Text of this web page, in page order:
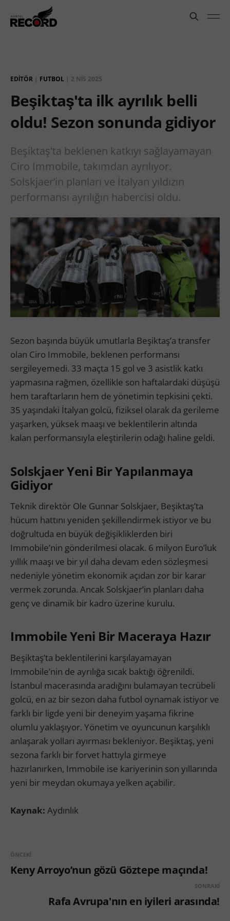
EDITÖR | FUTBOL | 2 NIS 2025
Beşiktaş'ta ilk ayrılık belli
oldu! Sezon sonunda gidiyor
Beşiktaş'ta beklenen katkıyı sağlayamayan
Ciro Immobile, takımdan ayrılıyor.
Solskjaer’in planları ve İtalyan yıldızın
performansı ayrılığın habercisi oldu.
Sezon başında büyük umutlarla Beşiktaş’a transfer
olan Ciro Immobile, beklenen performansı
sergileyemedi. 33 maçta 15 gol ve 3 asistlik katkı
yapmasına rağmen, özellikle son haftalardaki düşüşü
hem taraftarların hem de yönetimin tepkisini çekti.
35 yaşındaki İtalyan golcü, fiziksel olarak da gerileme
yaşarken, yüksek maaşı ve beklentilerin altında
kalan performansıyla eleştirilerin odağı haline geldi.
Solskjaer Yeni Bir Yapılanmaya
Gidiyor
Teknik direktör Ole Gunnar Solskjaer, Beşiktaş’ta
hücum hattını yeniden şekillendirmek istiyor ve bu
doğrultuda en büyük değişikliklerden biri
Immobile’nin gönderilmesi olacak. 6 milyon Euro’luk
yıllık maaşı ve bir yıl daha devam eden sözleşmesi
nedeniyle yönetim ekonomik açıdan zor bir karar
vermek zorunda. Ancak Solskjaer’in planları daha
genç ve dinamik bir kadro üzerine kurulu.
Immobile Yeni Bir Maceraya Hazır
Beşiktaş’ta beklentilerini karşılayamayan
Immobile’nin de ayrılığa sıcak baktığı öğrenildi.
İstanbul macerasında aradığını bulamayan tecrübeli
golcü, en az bir sezon daha futbol oynamak istiyor ve
farklı bir ligde yeni bir deneyim yaşama fikrine
olumlu yaklaşıyor. Yönetim ve oyuncunun karşılıklı
anlaşarak yolları ayırması bekleniyor. Beşiktaş, yeni
sezona farklı bir forvet hattıyla girmeye
hazırlanırken, Immobile ise kariyerinin son yıllarında
yeni bir meydan okumaya yelken açabilir.
Kaynak: Aydınlık
ÖNCEKI
Keny Arroyo’nun gözü Göztepe maçında!
SONRAKI
Rafa Avrupa'nın en iyileri arasında!